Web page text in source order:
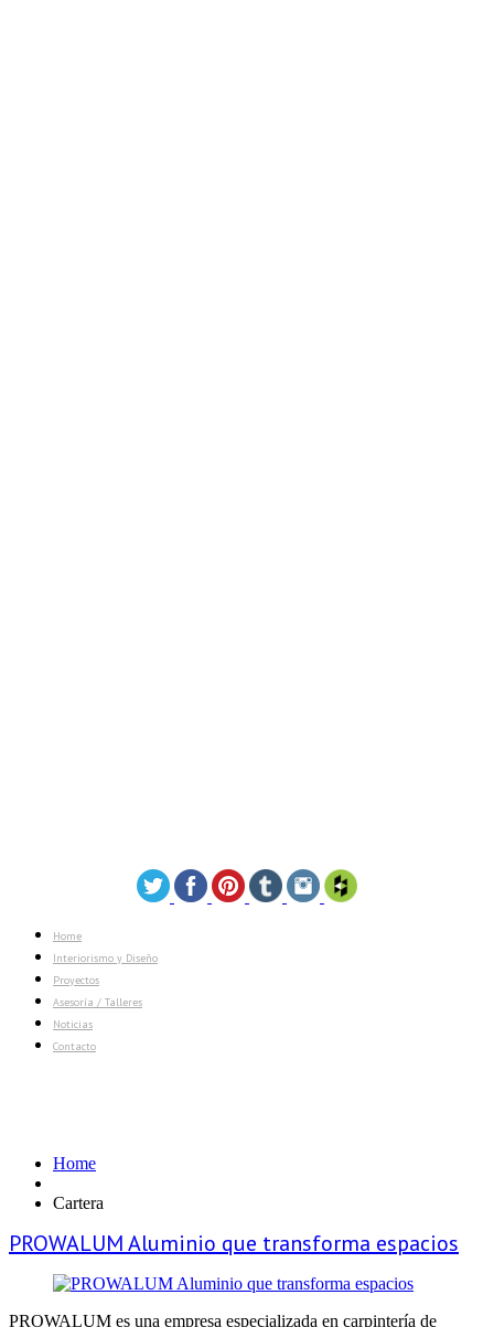
Home
Interiorismo y Diseño
Proyectos
Asesoría / Talleres
Noticias
Contacto
Home
Cartera
PROWALUM Aluminio que transforma espacios
PROWALUM es una empresa especializada en carpintería de